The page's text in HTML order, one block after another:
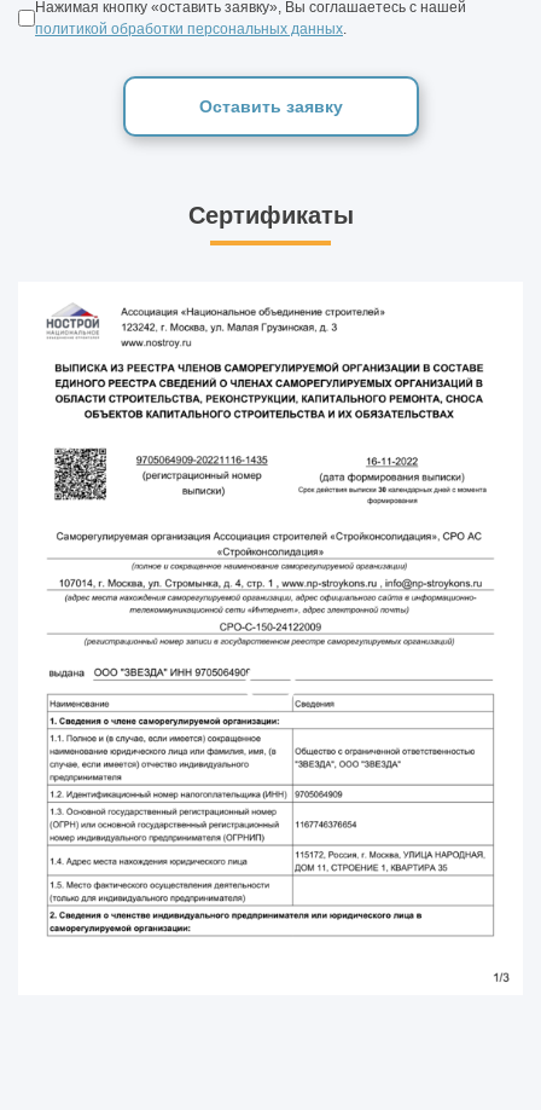
Нажимая кнопку «оставить заявку», Вы соглашаетесь с нашей
политикой обработки персональных данных
Оставить заявку
Сертификаты